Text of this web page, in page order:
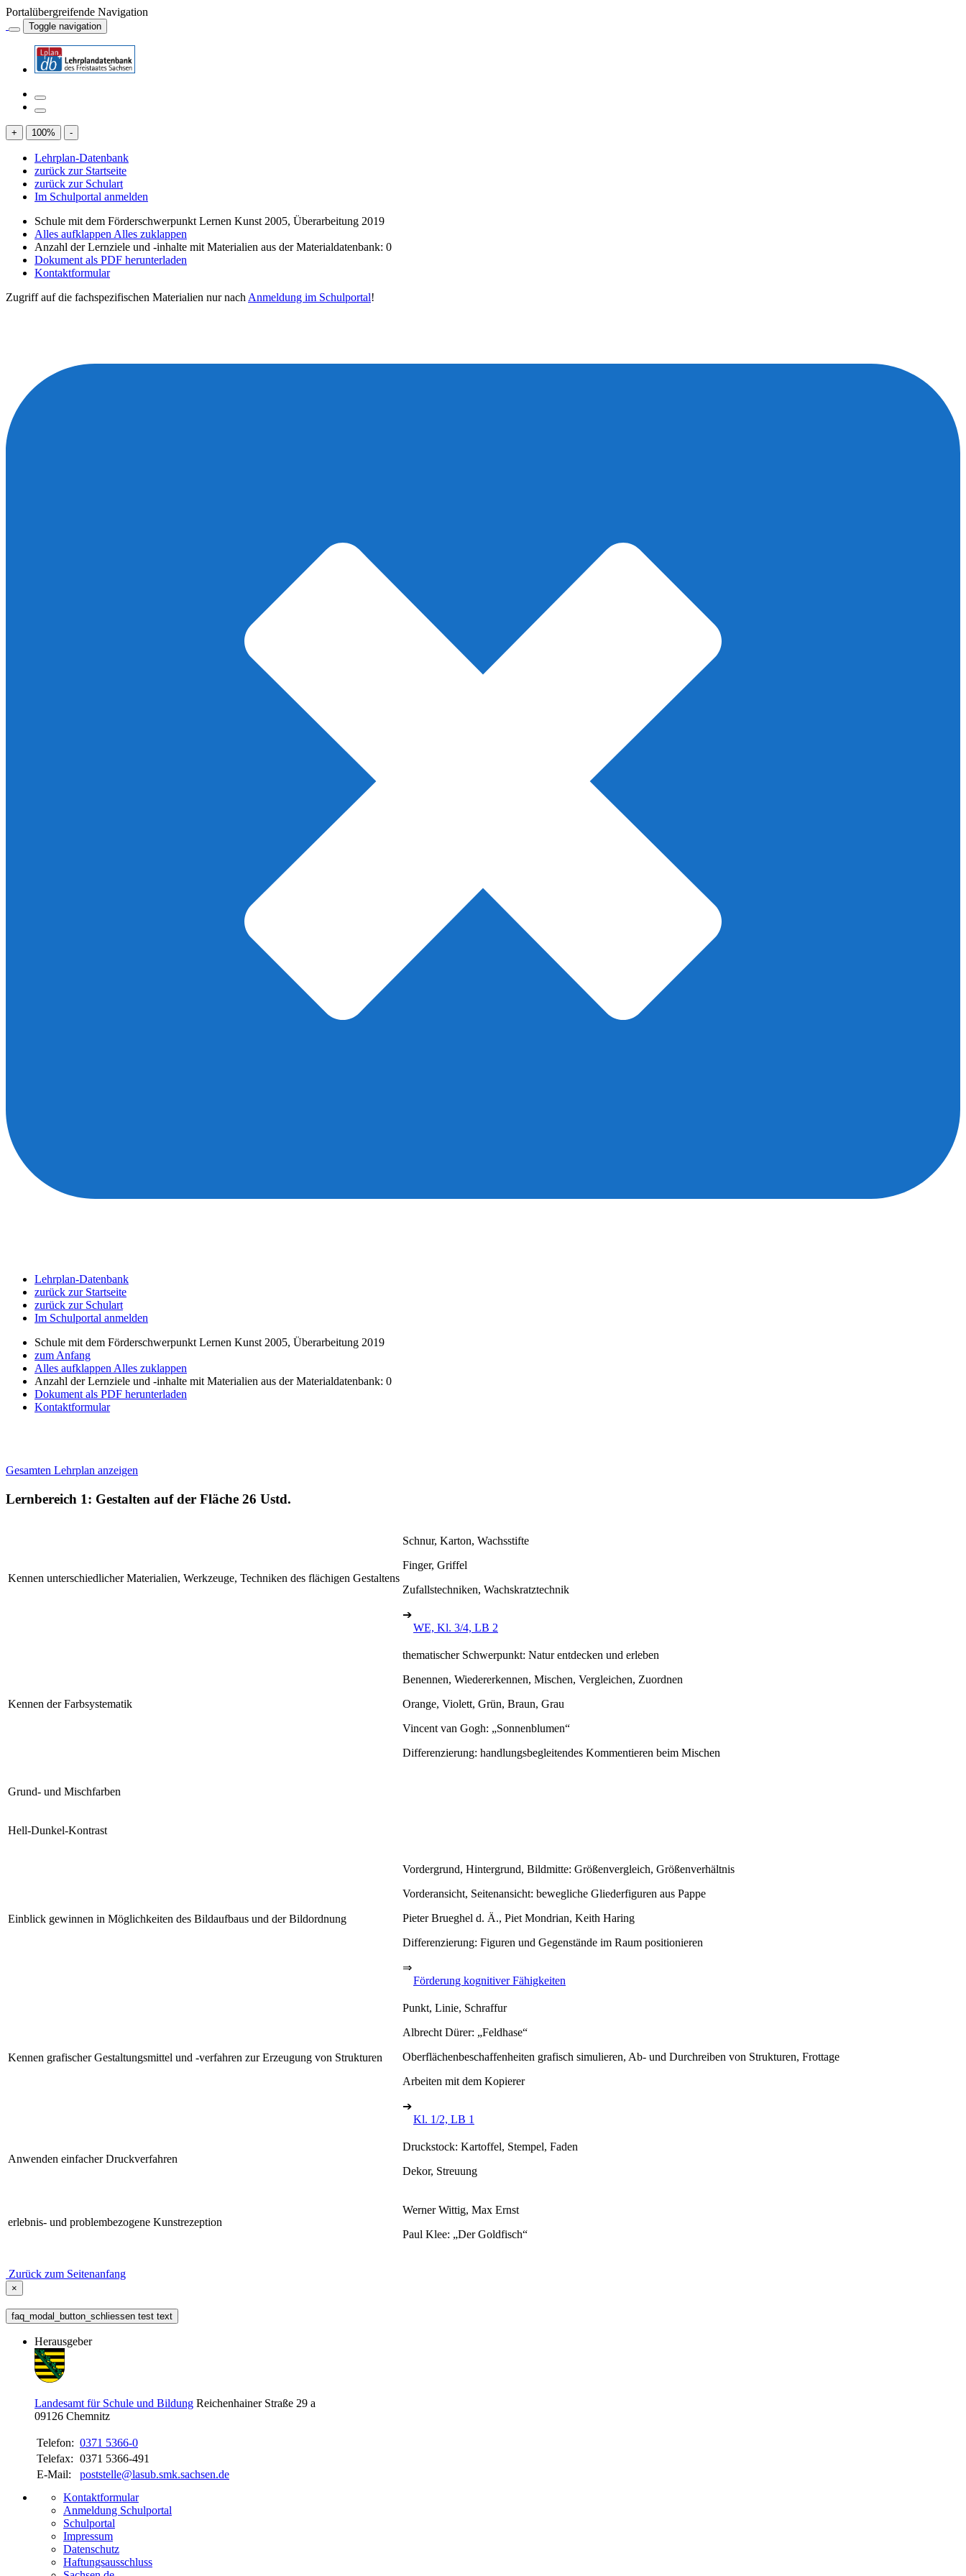
Portalübergreifende Navigation
Toggle navigation
+ 100% -
Lehrplan-Datenbank
zurück zur Startseite
zurück zur Schulart
Im Schulportal anmelden
Schule mit dem Förderschwerpunkt Lernen Kunst 2005, Überarbeitung 2019
Alles aufklappen Alles zuklappen
Anzahl der Lernziele und -inhalte mit Materialien aus der Materialdatenbank: 0
Dokument als PDF herunterladen
Kontaktformular
Zugriff auf die fachspezifischen Materialien nur nach Anmeldung im Schulportal!
Lehrplan-Datenbank
zurück zur Startseite
zurück zur Schulart
Im Schulportal anmelden
Schule mit dem Förderschwerpunkt Lernen Kunst 2005, Überarbeitung 2019
zum Anfang
Alles aufklappen Alles zuklappen
Anzahl der Lernziele und -inhalte mit Materialien aus der Materialdatenbank: 0
Dokument als PDF herunterladen
Kontaktformular
Gesamten Lehrplan anzeigen
Lernbereich 1: Gestalten auf der Fläche 26 Ustd.
Kennen unterschiedlicher Materialien, Werkzeuge, Techniken des flächigen Gestaltens
Schnur, Karton, Wachsstifte
Finger, Griffel
Zufallstechniken, Wachskratztechnik
➔
WE, Kl. 3/4, LB 2
Kennen der Farbsystematik
thematischer Schwerpunkt: Natur entdecken und erleben
Benennen, Wiedererkennen, Mischen, Vergleichen, Zuordnen
Orange, Violett, Grün, Braun, Grau
Vincent van Gogh: „Sonnenblumen“
Differenzierung: handlungsbegleitendes Kommentieren beim Mischen
Grund- und Mischfarben
Hell-Dunkel-Kontrast
Einblick gewinnen in Möglichkeiten des Bildaufbaus und der Bildordnung
Vordergrund, Hintergrund, Bildmitte: Größenvergleich, Größenverhältnis
Vorderansicht, Seitenansicht: bewegliche Gliederfiguren aus Pappe
Pieter Brueghel d. Ä., Piet Mondrian, Keith Haring
Differenzierung: Figuren und Gegenstände im Raum positionieren
⇒
Förderung kognitiver Fähigkeiten
Kennen grafischer Gestaltungsmittel und -verfahren zur Erzeugung von Strukturen
Punkt, Linie, Schraffur
Albrecht Dürer: „Feldhase“
Oberflächenbeschaffenheiten grafisch simulieren, Ab- und Durchreiben von Strukturen, Frottage
Arbeiten mit dem Kopierer
➔
Kl. 1/2, LB 1
Anwenden einfacher Druckverfahren
Druckstock: Kartoffel, Stempel, Faden
Dekor, Streuung
erlebnis- und problembezogene Kunstrezeption
Werner Wittig, Max Ernst
Paul Klee: „Der Goldfisch“
Zurück zum Seitenanfang
×
faq_modal_button_schliessen test text
Herausgeber
Landesamt für Schule und Bildung Reichenhainer Straße 29 a
09126 Chemnitz
Telefon: 0371 5366-0
Telefax: 0371 5366-491
E-Mail:
poststelle@lasub.smk.sachsen.de
Kontaktformular
Anmeldung Schulportal
Schulportal
Impressum
Datenschutz
Haftungsausschluss